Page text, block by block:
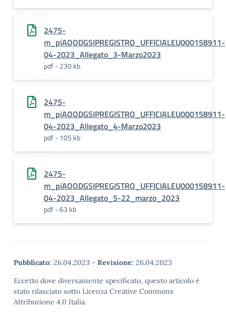
2475-
m_piAOODGSIPREGISTRO_UFFICIALEU000158911-
04-2023_Allegato_3-Marzo2023
pdf - 230 kb
2475-
m_piAOODGSIPREGISTRO_UFFICIALEU000158911-
04-2023_Allegato_4-Marzo2023
pdf - 105 kb
2475-
m_piAOODGSIPREGISTRO_UFFICIALEU000158911-
04-2023_Allegato_5-22_marzo_2023
pdf - 63 kb
Pubblicato: 26.04.2023 - Revisione: 26.04.2023
Eccetto dove diversamente specificato, questo articolo è
stato rilasciato sotto Licenza Creative Commons
Attribuzione 4.0 Italia.